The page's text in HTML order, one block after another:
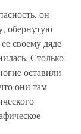
он
обернутую
своему дяде
Столько
оставили
они там